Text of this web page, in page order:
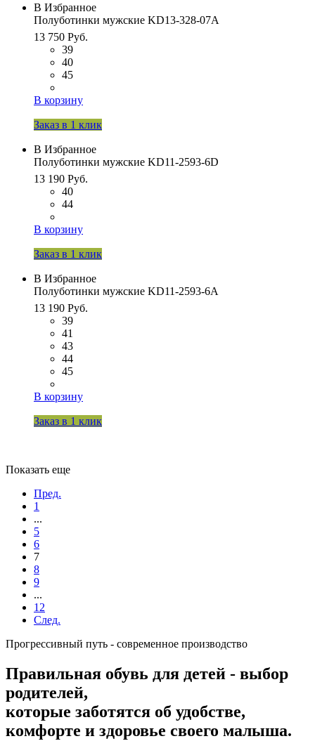
В Избранное
Полуботинки мужские KD13-328-07A
13 750 Руб.
39
40
45
В корзину
Заказ в 1 клик
В Избранное
Полуботинки мужские KD11-2593-6D
13 190 Руб.
40
44
В корзину
Заказ в 1 клик
В Избранное
Полуботинки мужские KD11-2593-6A
13 190 Руб.
39
41
43
44
45
В корзину
Заказ в 1 клик
Показать еще
Пред.
1
...
5
6
7
8
9
...
12
След.
Прогрессивный путь - современное производство
Правильная обувь для детей - выбор
родителей,
которые заботятся об удобстве,
комфорте и здоровье своего малыша.